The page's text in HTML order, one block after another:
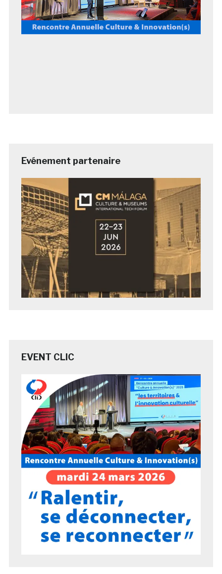
Evénement partenaire
EVENT CLIC